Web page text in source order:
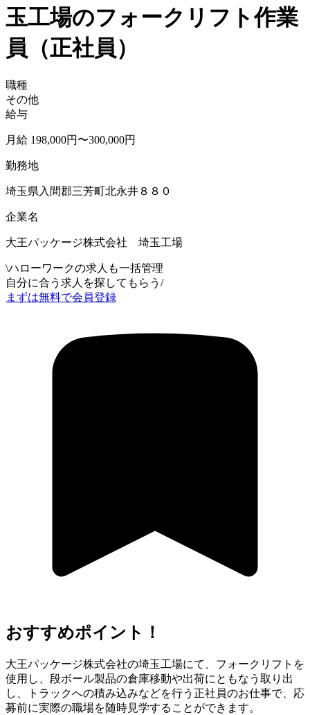
玉工場のフォークリフト作業
員（正社員）
職種
その他
給与
月給 198,000円〜300,000円
勤務地
埼玉県入間郡三芳町北永井８８０
企業名
大王パッケージ株式会社 埼玉工場
\ハローワークの求人も一括管理
自分に合う求人を探してもらう /
まずは無料で会員登録
おすすめポイント！
大王パッケージ株式会社の埼玉工場にて、フォークリフトを
使用し、段ボール製品の倉庫移動や出荷にともなう取り出
し、トラックへの積み込みなどを行う正社員のお仕事で、応
募前に実際の職場を随時見学することができます。